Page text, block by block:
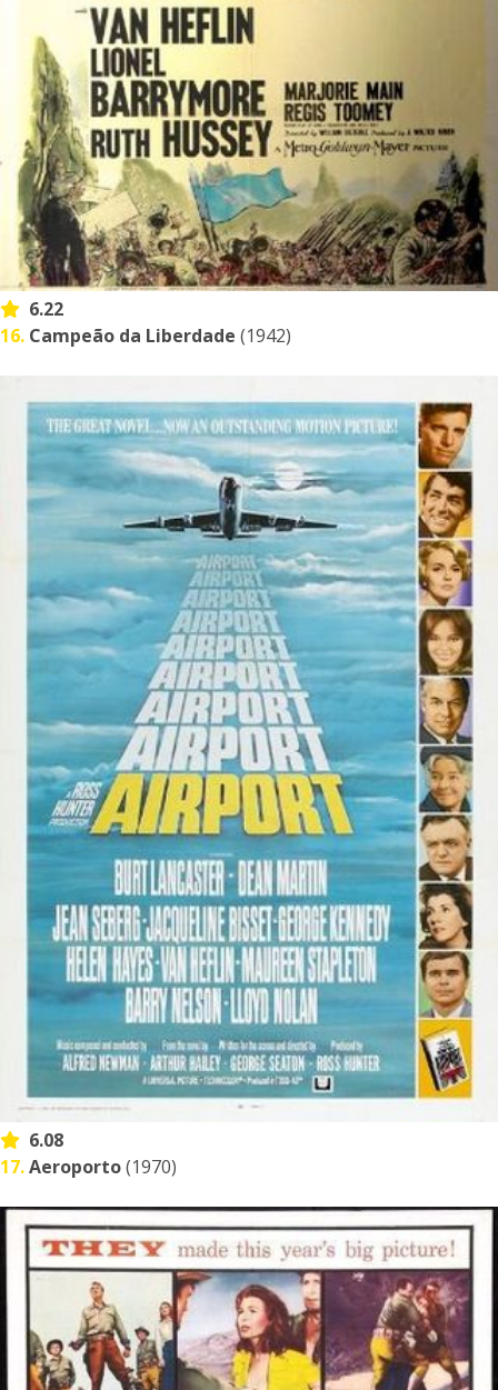
6.22
16. Campeão da Liberdade (1942)
6.08
17.Aeroporto(1970)